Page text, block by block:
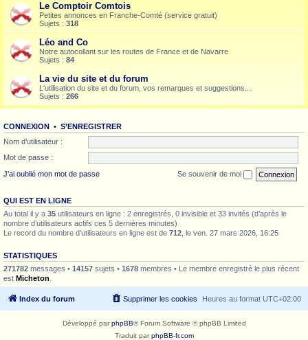
Le Comptoir Comtois
Petites annonces en Franche-Comté (service gratuit)
Sujets : 318
Léo and Co
Notre autocollant sur les routes de France et de Navarre
Sujets : 84
La vie du site et du forum
L'utilisation du site et du forum, vos remarques et suggestions...
Sujets : 266
CONNEXION • S’ENREGISTRER
Nom d’utilisateur :
Mot de passe :
J’ai oublié mon mot de passe
Se souvenir de moi
QUI EST EN LIGNE
Au total il y a 35 utilisateurs en ligne : 2 enregistrés, 0 invisible et 33 invités (d’après le
nombre d’utilisateurs actifs ces 5 dernières minutes)
Le record du nombre d’utilisateurs en ligne est de 712 , le ven. 27 mars 2026, 16:25
STATISTIQUES
271782 messages • 14157 sujets • 1678 membres • Le membre enregistré le plus récent
est Micheton
Index du forum Heures au format UTC+02:00
Supprimer les cookies
Développé parphpBB® Forum Software © phpBB Limited
Traduit parphpBB-fr.com